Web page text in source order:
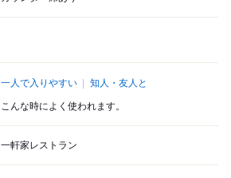
一人で入りやすい 知人・友人と
こんな時によく使われます。
一軒家レストラン